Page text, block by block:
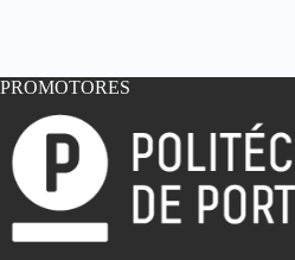
PROMOTORES